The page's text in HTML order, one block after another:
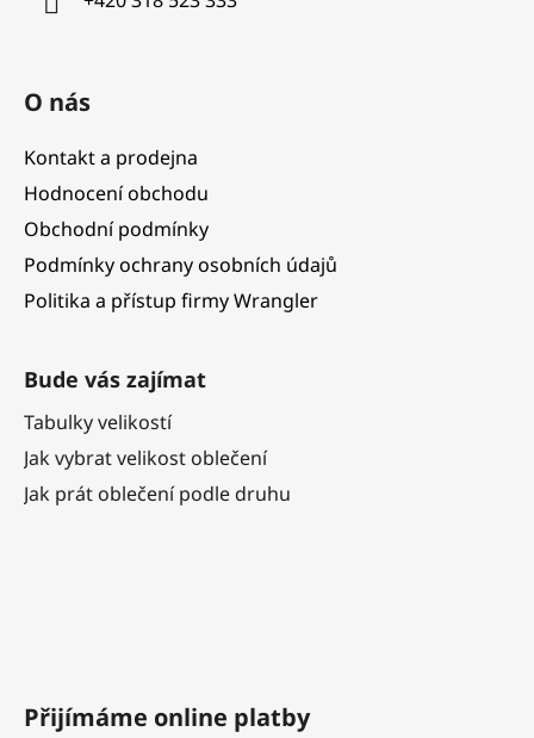
O nás
Kontakt a prodejna
Hodnocení obchodu
Obchodní podmínky
Podmínky ochrany osobních údajů
Politika a přístup firmy Wrangler
Bude vás zajímat
Tabulky velikostí
Jak vybrat velikost oblečení
Jak prát oblečení podle druhu
Přijímáme online platby